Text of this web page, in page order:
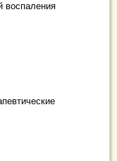
воспаления